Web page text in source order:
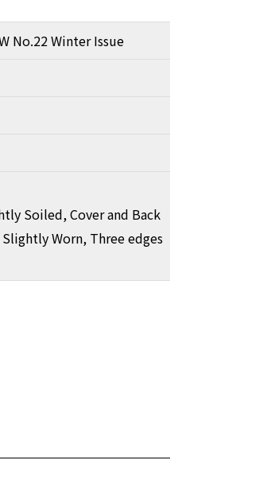
No.22 Winter Issue
Soiled, Cover and Back
Worn, Three edges